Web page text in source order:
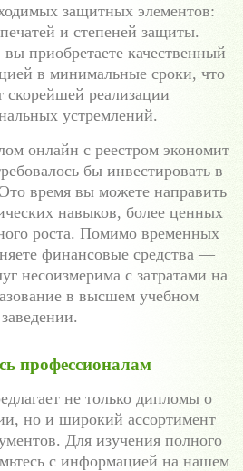
защитных элементов:
и степеней защиты.
приобретаете качественный
в минимальные сроки, что
скорейшей реализации
устремлений.
онлайн с реестром экономит
бы инвестировать в
время вы можете направить
навыков, более ценных
роста. Помимо временных
финансовые средства —
несоизмерима с затратами на
в высшем учебном
заведении.
профессионалам
не только дипломы о
но и широкий ассортимент
Для изучения полного
с информацией на нашем